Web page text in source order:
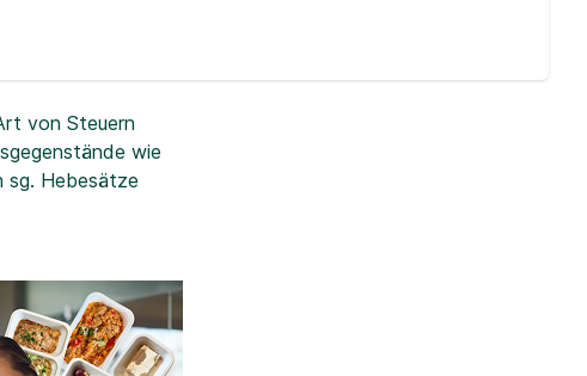
von Steuern
wie
sg. Hebesätze